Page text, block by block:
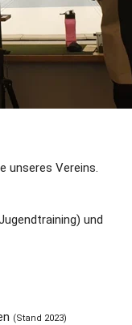
unseres Vereins.
und
(Stand 2023)